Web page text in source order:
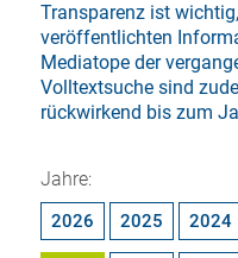
Transparenz ist
veröffentlichten
Mediatope der
Volltextsuchesind
rückwirkend bis zum
Jahre:
2026 2025 2024